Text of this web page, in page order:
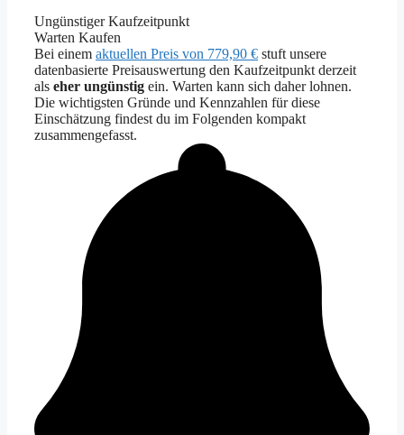
Ungünstiger Kaufzeitpunkt
Warten Kaufen
Bei einem aktuellen Preis von 779,90 € stuft unsere
datenbasierte Preisauswertung den Kaufzeitpunkt derzeit
als eher ungünstig ein. Warten kann sich daher lohnen.
Die wichtigsten Gründe und Kennzahlen für diese
Einschätzung findest du im Folgenden kompakt
zusammengefasst.